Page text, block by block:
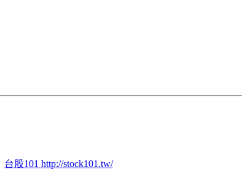
台股101 http://stock101.tw/